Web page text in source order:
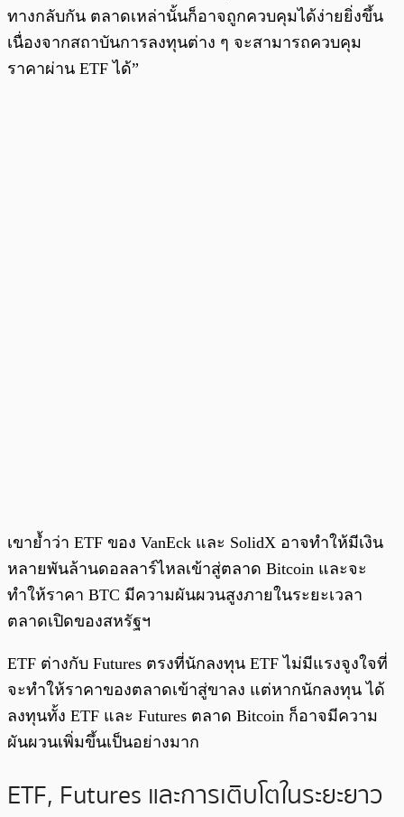
ทางกลับกัน ตลาดเหล่านั้นก็อาจถูกควบคุมได้ง่ายยิ่งขึ้น
เนื่องจากสถาบันการลงทุนต่าง ๆ จะสามารถควบคุม
ราคาผ่าน ETF ได้”
เขาย้ำว่า ETF ของ VanEck และ SolidX อาจทำให้มีเงิน
หลายพันล้านดอลลาร์ไหลเข้าสู่ตลาด Bitcoin และจะ
ทำให้ราคา BTC มีความผันผวนสูงภายในระยะเวลา
ตลาดเปิดของสหรัฐฯ
ETF ต่างกับ Futures ตรงที่นักลงทุน ETF ไม่มีแรงจูงใจที่
จะทำให้ราคาของตลาดเข้าสู่ขาลง แต่หากนักลงทุน ได้
ลงทุนทั้ง ETF และ Futures ตลาด Bitcoin ก็อาจมีความ
ผันผวนเพิ่มขึ้นเป็นอย่างมาก
ETF, Futures และการเติบโตในระยะยาว